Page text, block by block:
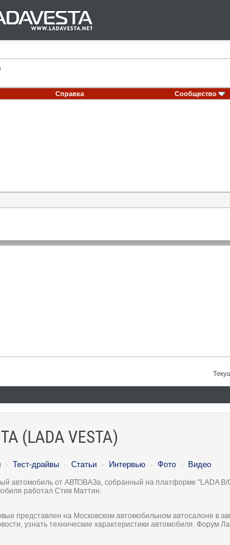
Справка Сообщество
(LADA VESTA)
· Тест-драйвы · Статьи · Интервью · Фото · Видео
автомобиль от АВТОВАЗа, собранный на платформе "LADA
работал Стив Маттин.
представлен на Московском автомобильном автосалоне в
узнать технические характеристики автомобиля.